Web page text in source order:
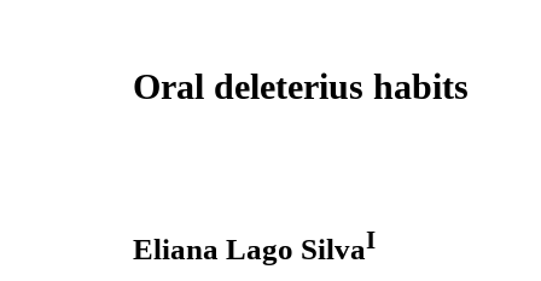
Oral deleterius habits
Eliana Lago SilvaI